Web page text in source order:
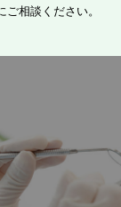
相談ください。